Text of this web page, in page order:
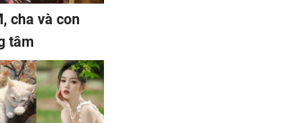
cha và con
tâm